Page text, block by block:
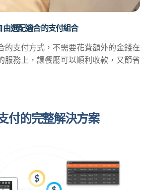
由選配適合的支付組合
的支付方式，不需要花費額外的金錢在
服務上，讓餐廳可以順利收款，又節省
付的完整解決方案